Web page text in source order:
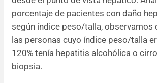
porcentaje de pacientes con daño
según índice peso/talla, observamos
las personas cuyo índice peso/talla
120% tenía hepatitis alcohólica o
biopsia.